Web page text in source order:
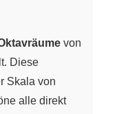
von
Diese
Skala von
alle direkt